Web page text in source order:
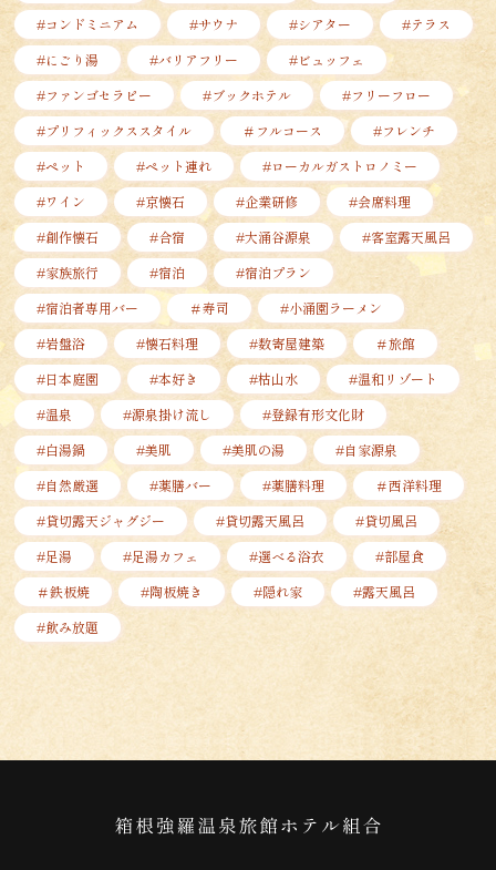
#コンドミニアム
#サウナ #シアター
#テラス
#にごり湯
#バリアフリー
#ビュッフェ
#ファンゴセラピー
#ブックホテル
#フリーフロー
#プリフィックススタイル
＃フルコース
#フレンチ
#ペット
#ペット連れ
#ローカルガストロノミー
#ワイン
#京懐石 #企業研修
#会席料理
#創作懐石
#合宿 #大涌谷源泉
#客室露天風呂
#家族旅行
#宿泊
#宿泊プラン
#宿泊者専用バー
＃寿司
#小涌園ラーメン
#岩盤浴
#懐石料理 #数寄屋建築
＃旅館
#日本庭園
#本好き #枯山水
#温和リゾート
#温泉
#源泉掛け流し
#登録有形文化財
#白湯鍋
#美肌 #美肌の湯
#自家源泉
#自然厳選
#薬膳バー #薬膳料理
＃西洋料理
#貸切露天ジャグジー
#貸切露天風呂
#貸切風呂
#足湯
#足湯カフェ #選べる浴衣
#部屋食
＃鉄板焼
#陶板焼き #隠れ家
#露天風呂
#飲み放題